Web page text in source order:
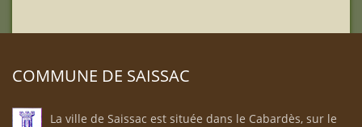
COMMUNE DE SAISSAC
La ville de Saissac est située dans le Cabardès, sur le